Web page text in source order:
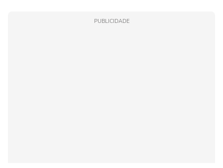
PUBLICIDADE